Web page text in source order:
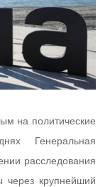
на политические
Генеральная
расследования
крупнейший